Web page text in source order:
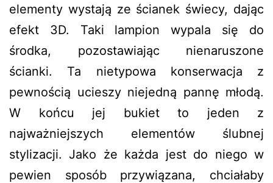
elementy wystają ze ścianek świecy, dając
efekt 3D. Taki lampion wypala się do
środka, pozostawiając nienaruszone
ścianki. Ta nietypowa konserwacja z
pewnością ucieszy niejedną pannę młodą.
W końcu jej bukiet to jeden z
najważniejszych elementów ślubnej
stylizacji. Jako że każda jest do niego w
pewien sposób przywiązana, chciałaby